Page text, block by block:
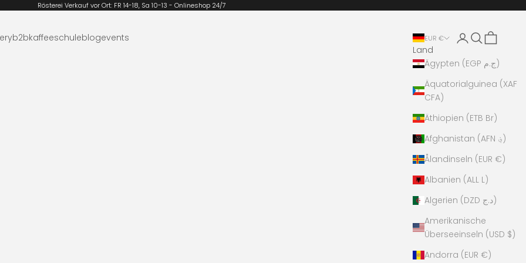
Rösterei Verkauf vor Ort: FR 14-18, Sa 10-13 - Onlineshop 24/7
b2bkaffeeschuleblogevents EUR €
Land
Ägypten (EGP ج.م)
Äquatorialguinea (XAF
CFA)
Äthiopien (ETB Br)
Afghanistan (AFN ؋)
Ålandinseln (EUR €)
Albanien (ALL L)
Algerien (DZD د.ج)
Amerikanische
Überseeinseln (USD $)
Andorra (EUR €)
Anmelden
Suchen